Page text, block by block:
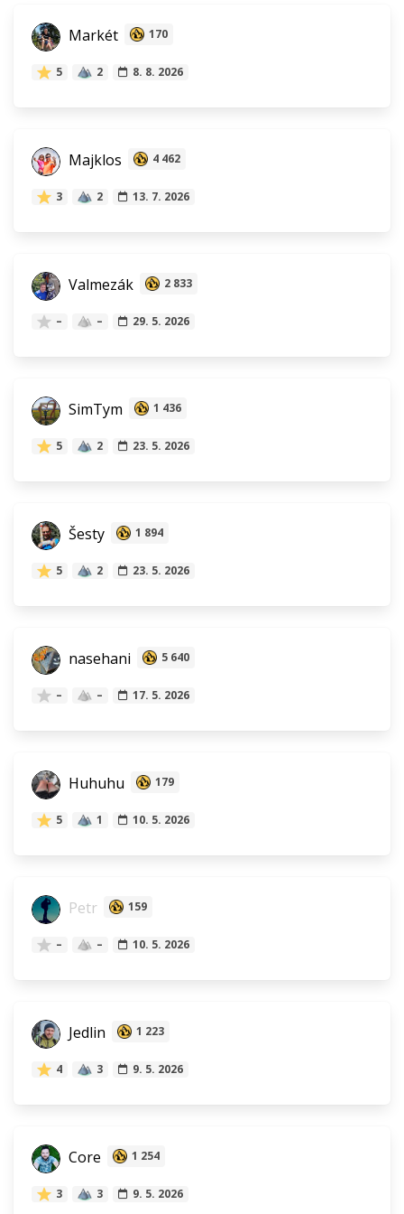
Markét 170
5 2 8. 8. 2026
Majklos 4 462
3 2 13. 7. 2026
Valmezák 2 833
– – 29. 5. 2026
SimTym 1 436
5 2 23. 5. 2026
Šesty 1 894
5 2 23. 5. 2026
nasehani 5 640
– – 17. 5. 2026
Huhuhu 179
5 1 10. 5. 2026
Petr 159
– – 10. 5. 2026
Jedlin 1 223
4 3 9. 5. 2026
Core 1 254
3 3 9. 5. 2026